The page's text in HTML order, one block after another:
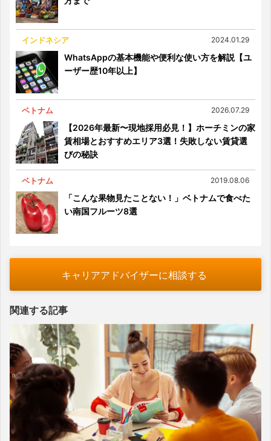
インドネシア 2024.01.29
WhatsAppの基本機能や便利な使い方を解説【ユ
ーザー歴10年以上】
ベトナム 2026.07.29
【2026年最新〜現地採用必見！】ホーチミンの家
賃相場とおすすめエリア3選！失敗しない賃貸選
びの秘訣
ベトナム 2019.08.06
「こんな果物見たことない！」ベトナムで食べた
い南国フルーツ8選
キャリアアドバイザーに相談する
関連する記事